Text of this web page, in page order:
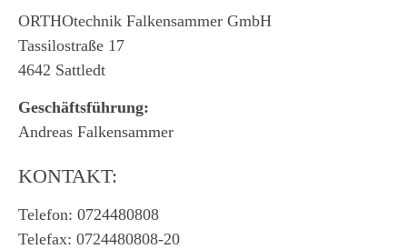
ORTHOtechnik Falkensammer GmbH
Tassilostraße 17
4642 Sattledt
Geschäftsführung:
Andreas Falkensammer
KONTAKT:
Telefon: 0724480808
Telefax: 0724480808-20